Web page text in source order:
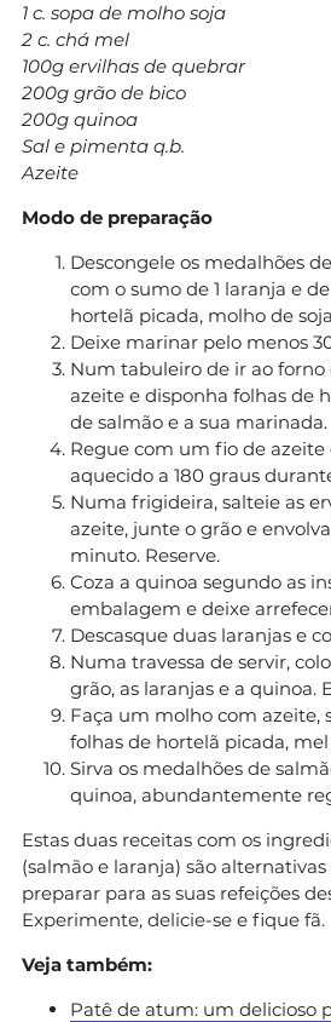
1 c. sopa de molho soja
2 c. chá mel
100g ervilhas de quebrar
200g grão de bico
200g quinoa
Sal e pimenta q.b.
Azeite
Modo de preparação
Descongele os medalhões
com o sumo de 1 laranja e
hortelã picada, molho de
Deixe marinar pelo menos
Num tabuleiro de ir ao
azeite e disponha folhas de
de salmão e a sua marinada.
Regue com um fio de azeite
aquecido a 180 graus
Numa frigideira, salteie as
azeite, junte o grão e
minuto. Reserve.
Coza a quinoa segundo as
embalagem e deixe
Descasque duas laranjas e
Numa travessa de servir,
grão, as laranjas e a quinoa.
Faça um molho com azeite,
folhas de hortelã picada, mel
Sirva os medalhões de
quinoa, abundantemente
Estas duas receitas com os
(salmão e laranja) são
preparar para as suas refeições
Experimente, delicie-se e fique fã.
Veja também:
Patê de atum: um delicioso